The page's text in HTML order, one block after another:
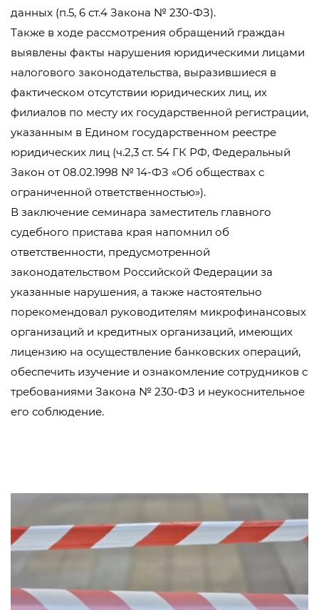
данных (п.5, 6 ст.4 Закона № 230-ФЗ).
Также в ходе рассмотрения обращений граждан
выявлены факты нарушения юридическими лицами
налогового законодательства, выразившиеся в
фактическом отсутствии юридических лиц, их
филиалов по месту их государственной регистрации,
указанным в Едином государственном реестре
юридических лиц (ч.2,3 ст. 54 ГК РФ, Федеральный
Закон от 08.02.1998 № 14-ФЗ «Об обществах с
ограниченной ответственностью»).
В заключение семинара заместитель главного
судебного пристава края напомнил об
ответственности, предусмотренной
законодательством Российской Федерации за
указанные нарушения, а также настоятельно
порекомендовал руководителям микрофинансовых
организаций и кредитных организаций, имеющих
лицензию на осуществление банковских операций,
обеспечить изучение и ознакомление сотрудников с
требованиями Закона № 230-ФЗ и неукоснительное
его соблюдение.